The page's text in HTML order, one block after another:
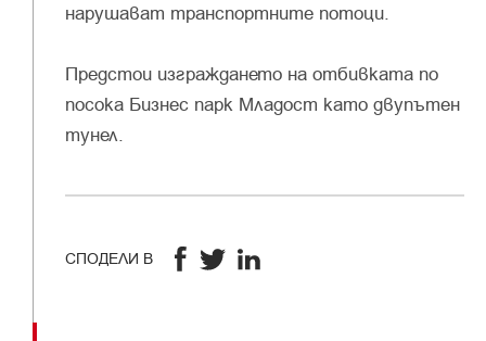
нарушават транспортните потоци.
Предстои изграждането на отбивката по
посока Бизнес парк Младост като двупътен
тунел.
СПОДЕЛИ В